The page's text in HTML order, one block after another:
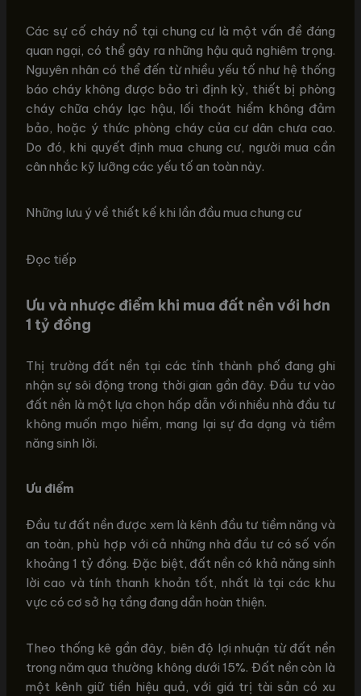
Các sự cố cháy nổ tại chung cư là một vấn đề đáng
quan ngại, có thể gây ra những hậu quả nghiêm trọng.
Nguyên nhân có thể đến từ nhiều yếu tố như hệ thống
báo cháy không được bảo trì định kỳ, thiết bị phòng
cháy chữa cháy lạc hậu, lối thoát hiểm không đảm
bảo, hoặc ý thức phòng cháy của cư dân chưa cao.
Do đó, khi quyết định mua chung cư, người mua cần
cân nhắc kỹ lưỡng các yếu tố an toàn này.
Những lưu ý về thiết kế khi lần đầu mua chung cư
Đọc tiếp
Ưu và nhược điểm khi mua đất nền với hơn
1 tỷ đồng
Thị trường đất nền tại các tỉnh thành phố đang ghi
nhận sự sôi động trong thời gian gần đây. Đầu tư vào
đất nền là một lựa chọn hấp dẫn với nhiều nhà đầu tư
không muốn mạo hiểm, mang lại sự đa dạng và tiềm
năng sinh lời.
Ưu điểm
Đầu tư đất nền được xem là kênh đầu tư tiềm năng và
an toàn, phù hợp với cả những nhà đầu tư có số vốn
khoảng 1 tỷ đồng. Đặc biệt, đất nền có khả năng sinh
lời cao và tính thanh khoản tốt, nhất là tại các khu
vực có cơ sở hạ tầng đang dần hoàn thiện.
Theo thống kê gần đây, biên độ lợi nhuận từ đất nền
trong năm qua thường không dưới 15%. Đất nền còn là
một kênh giữ tiền hiệu quả, với giá trị tài sản có xu